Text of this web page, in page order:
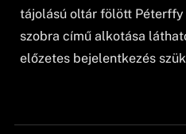
tájolású oltár fölött
szobra című alkotása
előzetes bejelentkezés